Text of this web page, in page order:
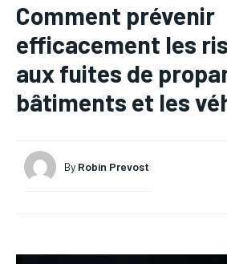
MODE
MODE
Comment prévenir
efficacement les
aux fuites de
bâtiments et les
By Robin Prevost